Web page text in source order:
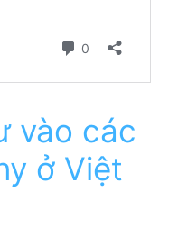
vào các
ở Việt